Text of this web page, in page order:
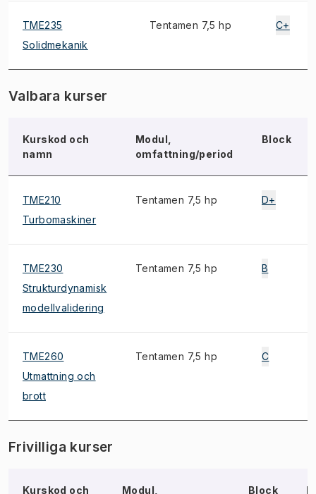
TME235
Solidmekanik
Tentamen 7,5 hp C+
Valbara kurser
Kurskod och
namn
Modul,
omfattning/period
Block
TME210
Turbomaskiner
Tentamen 7,5 hp D+
TME230
Strukturdynamisk
modellvalidering
Tentamen 7,5 hp B
TME260
Utmattning och
brott
Tentamen 7,5 hp C
Frivilliga kurser
Kurskod och Modul, Block